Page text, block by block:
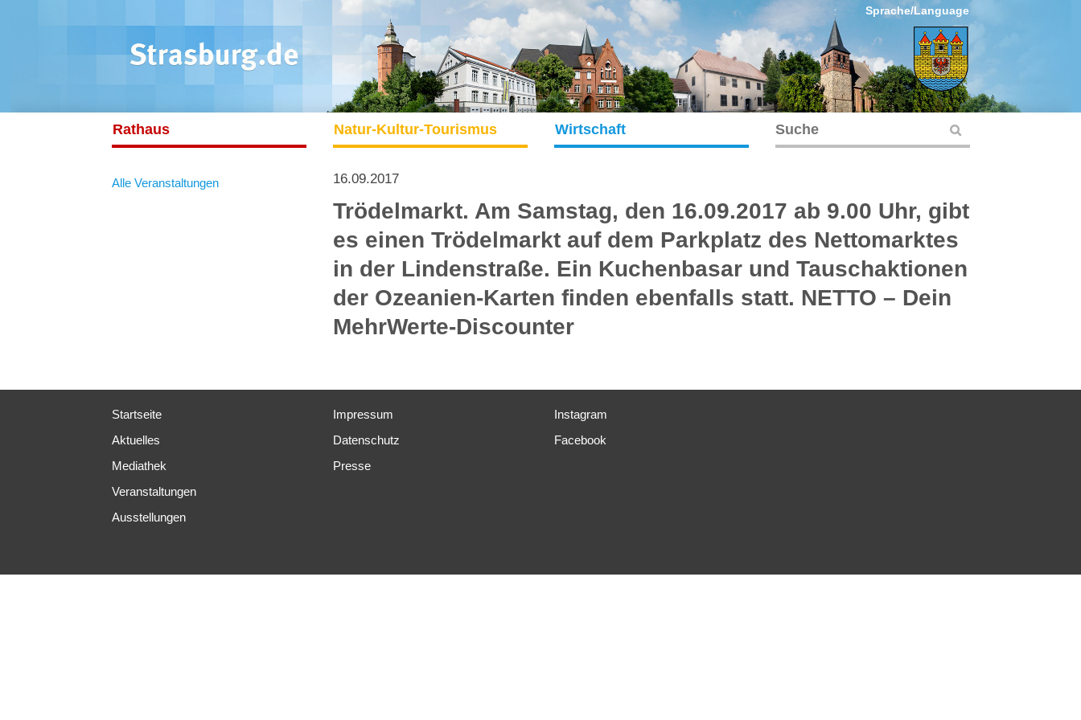
Sprache/Language
Rathaus Natur-Kultur-Tourismus Wirtschaft
Alle Veranstaltungen 16.09.2017
Trödelmarkt. Am Samstag, den 16.09.2017 ab 9.00 Uhr, gibt
es einen Trödelmarkt auf dem Parkplatz des Nettomarktes
in der Lindenstraße. Ein Kuchenbasar und Tauschaktionen
der Ozeanien-Karten finden ebenfalls statt. NETTO – Dein
MehrWerte-Discounter
Startseite
Aktuelles
Mediathek
Veranstaltungen
Ausstellungen
Impressum
Datenschutz
Presse
Instagram
Facebook